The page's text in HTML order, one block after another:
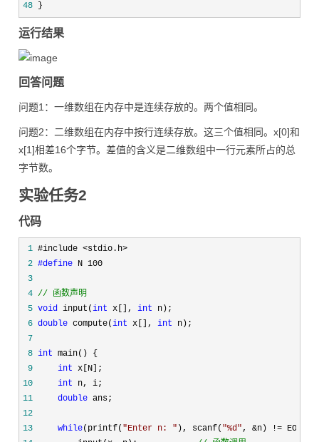
48 }
运行结果
回答问题
问题1：一维数组在内存中是连续存放的。两个值相同。
问题2：二维数组在内存中按行连续存放。这三个值相同。x[0]和
x[1]相差16个字节。差值的含义是二维数组中一行元素所占的总
字节数。
实验任务2
代码
1
2 #define
3
4 // 函数声明
5 void input(int x[], int
6 double compute(int x[], int
7
8 int
9
int
10
int
11
double
12
13
while(printf( "Enter n: " ), scanf( "%d", &n) !=